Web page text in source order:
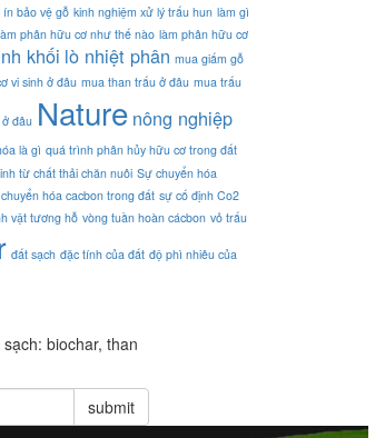
ín bảo vệ gỗ kinh nghiệm xử lý trấu hun làm gì
phân hữu cơ như thế nào làm phân hữu cơ
khối lò nhiệt phân mua giấm gỗ
vi sinh ở đâu mua than trấu ở đâu mua trấu
đâu Nature nông nghiệp
là gì quá trình phân hủy hữu cơ trong đất
từ chất thải chăn nuôi Sự chuyển hóa
hóa cacbon trong đất sự cố định Co2
vật tương hỗ vòng tuần hoàn cácbon vỏ trấu
đất sạch đặc tính của đất độ phì nhiêu của
biochar, than